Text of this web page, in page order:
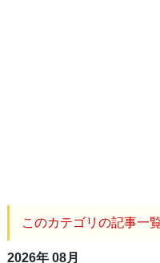
このカテゴリの記事一
2026年 08月